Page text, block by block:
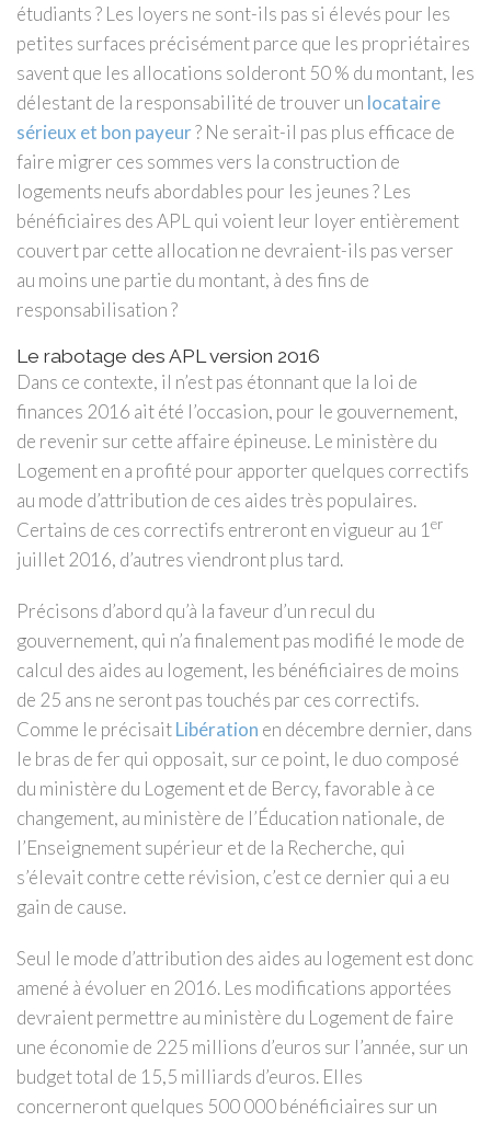
étudiants ? Les loyers ne sont-ils pas si élevés pour les
petites surfaces précisément parce que les propriétaires
savent que les allocations solderont 50 % du montant, les
délestant de la responsabilité de trouver un locataire
sérieux et bon payeur? Ne serait-il pas plus efficace de
faire migrer ces sommes vers la construction de
logements neufs abordables pour les jeunes ? Les
bénéficiaires des APL qui voient leur loyer entièrement
couvert par cette allocation ne devraient-ils pas verser
au moins une partie du montant, à des fins de
responsabilisation ?
Le rabotage des APL version 2016
Dans ce contexte, il n’est pas étonnant que la loi de
finances 2016 ait été l’occasion, pour le gouvernement,
de revenir sur cette affaire épineuse. Le ministère du
Logement en a profité pour apporter quelques correctifs
au mode d’attribution de ces aides très populaires.
Certains de ces correctifs entreront en vigueur au 1 er
juillet 2016, d’autres viendront plus tard.
Précisons d’abord qu’à la faveur d’un recul du
gouvernement, qui n’a finalement pas modifié le mode de
calcul des aides au logement, les bénéficiaires de moins
de 25 ans ne seront pas touchés par ces correctifs.
Comme le précisaitLibération en décembre dernier, dans
le bras de fer qui opposait, sur ce point, le duo composé
du ministère du Logement et de Bercy, favorable à ce
changement, au ministère de l’Éducation nationale, de
l’Enseignement supérieur et de la Recherche, qui
s’élevait contre cette révision, c’est ce dernier qui a eu
gain de cause.
Seul le mode d’attribution des aides au logement est donc
amené à évoluer en 2016. Les modifications apportées
devraient permettre au ministère du Logement de faire
une économie de 225 millions d’euros sur l’année, sur un
budget total de 15,5 milliards d’euros. Elles
concerneront quelques 500 000 bénéficiaires sur un